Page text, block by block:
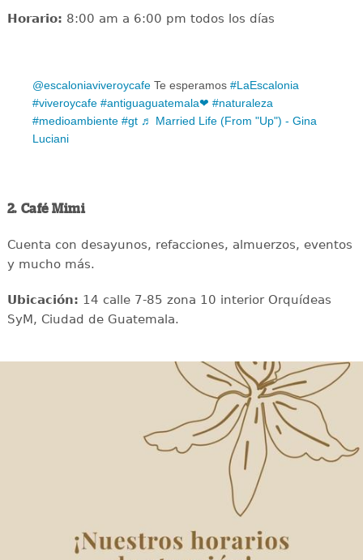
Horario: 8:00 am a 6:00 pm todos los días
@escaloniaviveroycafe Te esperamos #LaEscalonia
#viveroycafe #antiguaguatemala❤ #naturaleza
#medioambiente #gt ♬ Married Life (From "Up") - Gina
Luciani
2. Café Mimi
Cuenta con desayunos, refacciones, almuerzos, eventos
y mucho más.
Ubicación: 14 calle 7-85 zona 10 interior Orquídeas
SyM, Ciudad de Guatemala.